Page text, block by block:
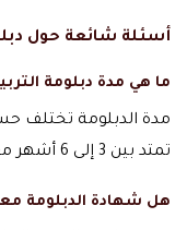
أسئلة شائعة حول
ما هي مدة دبلومة
مدة الدبلومة تختلف
تمتد بين 3 إلى 6 أشهر مع إمكانية الدراسة المرنة.
هل شهادة الدبلومة